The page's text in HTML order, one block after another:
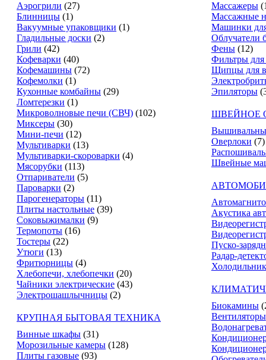
Аэрогрили (27)
Блинницы (1)
Вакуумные упаковщики (1)
Гладильные доски (2)
Грили (42)
Кофеварки (40)
Кофемашины (72)
Кофемолки (1)
Кухонные комбайны (29)
Ломтерезки (1)
Микроволновые печи (СВЧ) (102)
Миксеры (30)
Мини-печи (12)
Мультиварки (13)
Мультиварки-скороварки (4)
Мясорубки (113)
Отпариватели (5)
Пароварки (2)
Парогенераторы (11)
Плиты настольные (39)
Соковыжималки (9)
Термопоты (16)
Тостеры (22)
Утюги (13)
Фритюрницы (4)
Хлебопечи, хлебопечки (20)
Чайники электрические (43)
Электрошашлычницы (2)
КРУПНАЯ БЫТОВАЯ ТЕХНИКА
Винные шкафы (31)
Морозильные камеры (128)
Плиты газовые (93)
Массажеры
Массажные
Машинки
Облучатели
Фены (12)
Фильтры
Щипцы для
Эпиляторы
ШВЕЙНОЕ
Оверлоки (7)
Швейные
Акустика
Пуско-
Радар-
Биокамины
Вентиляторы